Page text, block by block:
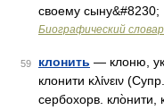
своему сыну&#8230;
Биографический
59 клонить — клоню,
клонити κλίνειν
сербохорв. кло̀нити,